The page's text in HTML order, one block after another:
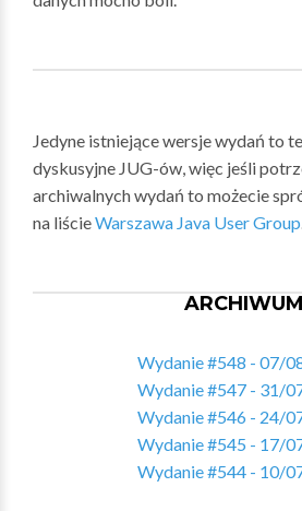
Jedyne istniejące wersje wydań to
dyskusyjne JUG-ów, więc jeśli
archiwalnych wydań to możecie
na liścieWarszawa Java User Group
ARCHIWUM
Wydanie #548 - 07/
Wydanie #547 - 31/
Wydanie #546 - 24/
Wydanie #545 - 17/
Wydanie #544 - 10/